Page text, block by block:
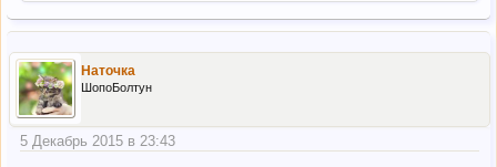
Наточка
ШопоБолтун
5 Декабрь 2015 в 23:43